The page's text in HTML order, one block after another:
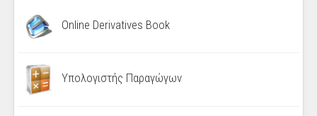
Online Derivatives Book
Υπολογιστής Παραγώγων